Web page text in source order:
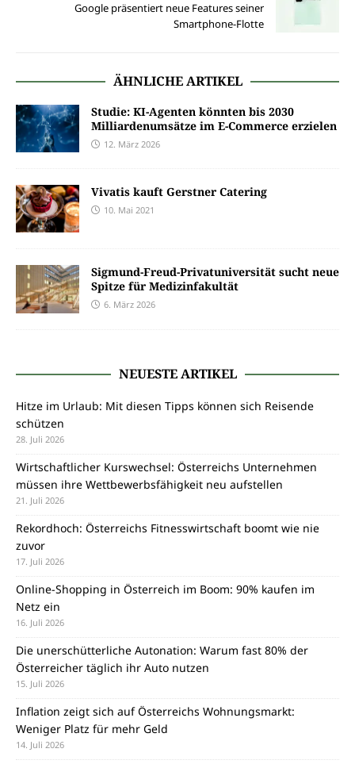
Google präsentiert neue Features seiner
Smartphone-Flotte
ÄHNLICHE ARTIKEL
Studie: KI-Agenten könnten bis 2030
Milliardenumsätze im E-Commerce erzielen
12. März 2026
Vivatis kauft Gerstner Catering
10. Mai 2021
Sigmund-Freud-Privatuniversität sucht neue
Spitze für Medizinfakultät
6. März 2026
NEUESTE ARTIKEL
Hitze im Urlaub: Mit diesen Tipps können sich Reisende
schützen
28. Juli 2026
Wirtschaftlicher Kurswechsel: Österreichs Unternehmen
müssen ihre Wettbewerbsfähigkeit neu aufstellen
21. Juli 2026
Rekordhoch: Österreichs Fitnesswirtschaft boomt wie nie
zuvor
17. Juli 2026
Online-Shopping in Österreich im Boom: 90% kaufen im
Netz ein
16. Juli 2026
Die unerschütterliche Autonation: Warum fast 80% der
Österreicher täglich ihr Auto nutzen
15. Juli 2026
Inflation zeigt sich auf Österreichs Wohnungsmarkt:
Weniger Platz für mehr Geld
14. Juli 2026